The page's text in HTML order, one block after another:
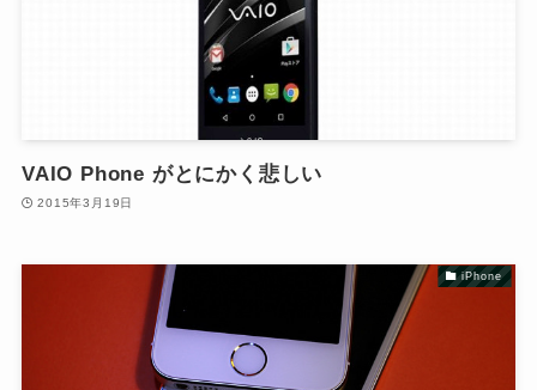
VAIO Phone がとにかく悲しい
2015年3月19日
iPhone